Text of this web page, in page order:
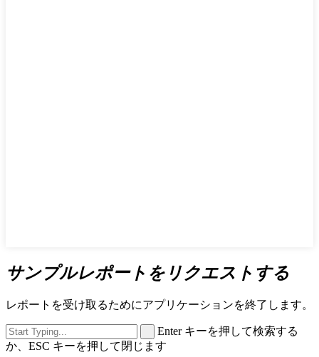
サンプルレポートをリクエストする
レポートを受け取るためにアプリケーションを終了します。
Enter キーを押して検索する
か、ESC キーを押して閉じます